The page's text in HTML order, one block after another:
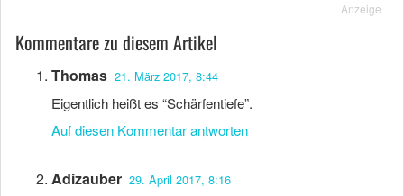
Anzeige
Kommentare zu diesem Artikel
Thomas 21. März 2017, 8:44
Eigentlich heißt es “Schärfentiefe”.
Auf diesen Kommentar antworten
Adizauber 29. April 2017, 8:16